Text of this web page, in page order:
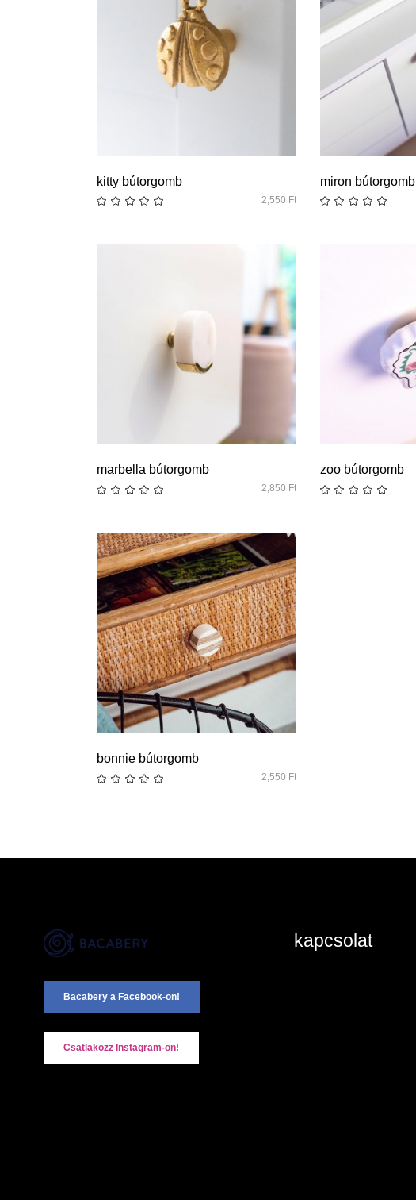
kitty bútorgomb
2,550 Ft
miron bútorgomb
marbella bútorgomb
2,850 Ft
zoo bútorgomb
bonnie bútorgomb
2,550 Ft
Bacabery a Facebook-on!
Csatlakozz Instagram-on!
kapcsolat